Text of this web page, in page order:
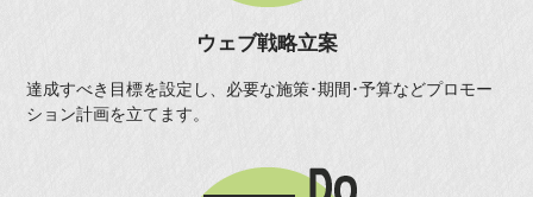
ウェブ戦略立案
達成すべき目標を設定し、必要な施策･期間･予算などプロモー
ション計画を立てます。